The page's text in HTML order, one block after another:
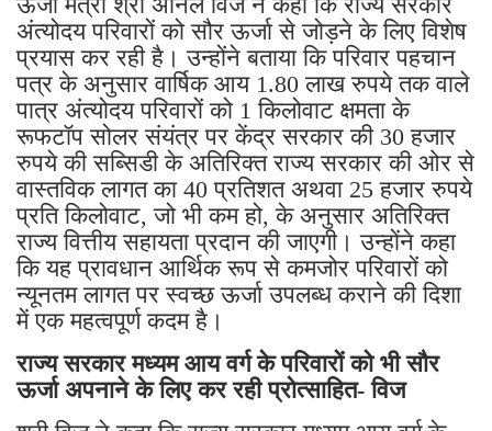
ऊर्जा मंत्री श्री अनिल विज ने कहा कि राज्य सरकार
अंत्योदय परिवारों को सौर ऊर्जा से जोड़ने के लिए विशेष
प्रयास कर रही है। उन्होंने बताया कि परिवार पहचान
पत्र के अनुसार वार्षिक आय 1.80 लाख रुपये तक वाले
पात्र अंत्योदय परिवारों को 1 किलोवाट क्षमता के
रूफटॉप सोलर संयंत्र पर केंद्र सरकार की 30 हजार
रुपये की सब्सिडी के अतिरिक्त राज्य सरकार की ओर से
वास्तविक लागत का 40 प्रतिशत अथवा 25 हजार रुपये
प्रति किलोवाट, जो भी कम हो, के अनुसार अतिरिक्त
राज्य वित्तीय सहायता प्रदान की जाएगी। उन्होंने कहा
कि यह प्रावधान आर्थिक रूप से कमजोर परिवारों को
न्यूनतम लागत पर स्वच्छ ऊर्जा उपलब्ध कराने की दिशा
में एक महत्वपूर्ण कदम है।
राज्य सरकार मध्यम आय वर्ग के परिवारों को भी सौर
ऊर्जा अपनाने के लिए कर रही प्रोत्साहित- विज